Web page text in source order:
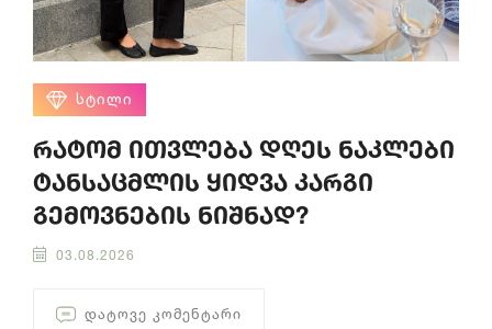
ᲡᲢᲘᲚᲘ
რატომ ითვლება დღეს ნაკლები
ტანსაცმლის ყიდვა კარგი
გემოვნების ნიშნად?
03.08.2026
ᲓᲐᲢᲝᲕᲔ ᲙᲝᲛᲔᲜᲢᲐᲠᲘ